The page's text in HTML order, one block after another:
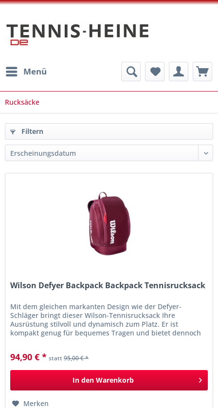
Menü
Rucksäcke
Filtern
Wilson Defyer Backpack Backpack Tennisrucksack
Mit dem gleichen markanten Design wie der Defyer-
Schläger bringt dieser Wilson-Tennisrucksack Ihre
Ausrüstung stilvoll und dynamisch zum Platz. Er ist
kompakt genug für bequemes Tragen und bietet dennoch
94,90 € * statt95,00 € *
In den Warenkorb
Merken